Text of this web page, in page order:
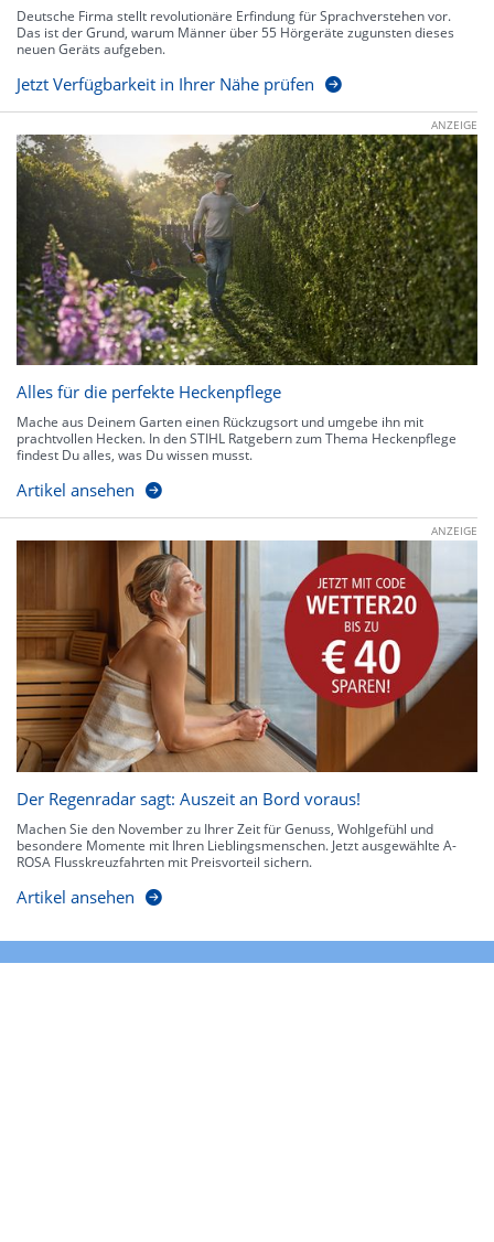
Deutsche Firma stellt revolutionäre Erfindung für Sprachverstehen vor.
Das ist der Grund, warum Männer über 55 Hörgeräte zugunsten dieses
neuen Geräts aufgeben.
Jetzt Verfügbarkeit in Ihrer Nähe prüfen
ANZEIGE
Alles für die perfekte Heckenpflege
Mache aus Deinem Garten einen Rückzugsort und umgebe ihn mit
prachtvollen Hecken. In den STIHL Ratgebern zum Thema Heckenpflege
findest Du alles, was Du wissen musst.
Artikel ansehen
ANZEIGE
Der Regenradar sagt: Auszeit an Bord voraus!
Machen Sie den November zu Ihrer Zeit für Genuss, Wohlgefühl und
besondere Momente mit Ihren Lieblingsmenschen. Jetzt ausgewählte A-
ROSA Flusskreuzfahrten mit Preisvorteil sichern.
Artikel ansehen